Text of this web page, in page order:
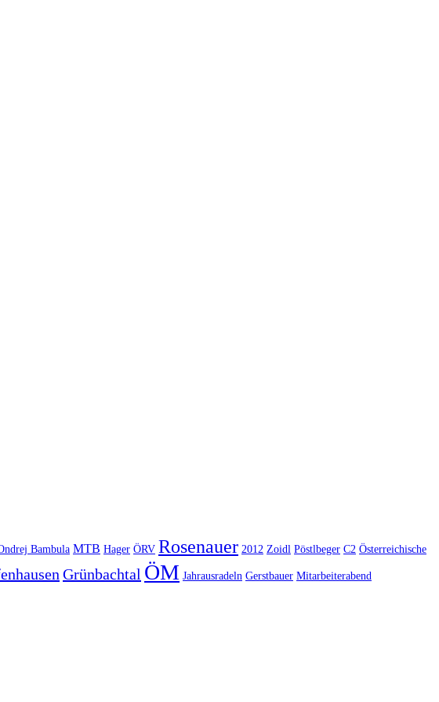
Bambula MTB Hager ÖRV Rosenauer 2012 Zoidl Pöstlbeger C2 Österreichische
Grünbachtal ÖM Jahrausradeln Gerstbauer Mitarbeiterabend